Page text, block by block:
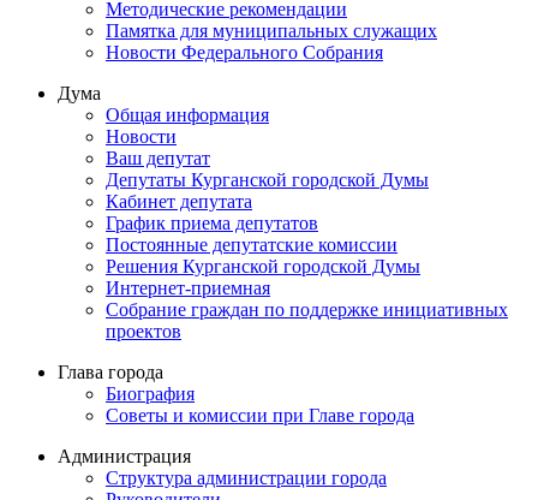
Методические рекомендации
Памятка для муниципальных служащих
Новости Федерального Cобрания
Дума
Общая информация
Новости
Ваш депутат
Депутаты Курганской городской Думы
Кабинет депутата
График приема депутатов
Постоянные депутатские комиссии
Решения Курганской городской Думы
Интернет-приемная
Собрание граждан по поддержке инициативных
проектов
Глава города
Биография
Советы и комиссии при Главе города
Администрация
Структура администрации города